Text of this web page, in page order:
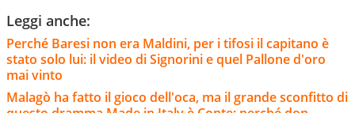
Leggi anche:
Perché Baresi non era Maldini, per i tifosi il capitano è
stato solo lui: il video di Signorini e quel Pallone d'oro
mai vinto
Malagò ha fatto il gioco dell'oca, ma il grande sconfitto di